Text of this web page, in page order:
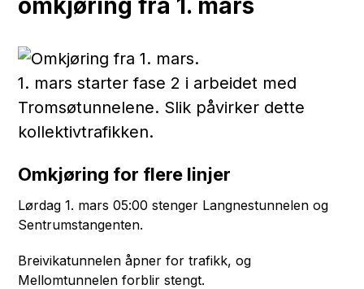
omkjøring fra 1. mars
1. mars starter fase 2 i arbeidet med
Tromsøtunnelene. Slik påvirker dette
kollektivtrafikken.
Omkjøring for flere linjer
Lørdag 1. mars 05:00 stenger Langnestunnelen og
Sentrumstangenten.
Breivikatunnelen åpner for trafikk, og
Mellomtunnelen forblir stengt.